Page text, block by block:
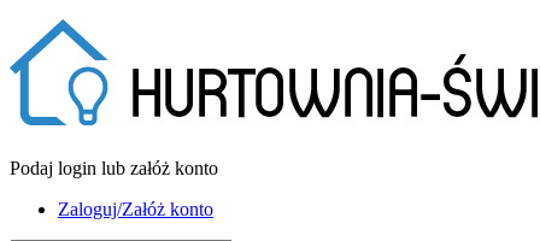
Podaj login lub załóż konto
Zaloguj/Załóż konto